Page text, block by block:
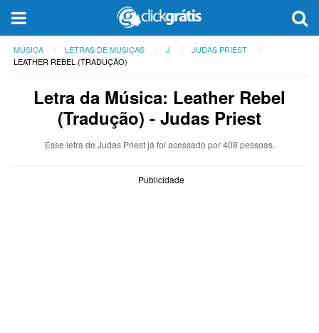
MÚSICA LETRAS DE MÚSICAS J
JUDAS PRIEST
LEATHER REBEL (TRADUÇÃO)
Letra da Música: Leather Rebel
(Tradução) - Judas Priest
Esse letra de Judas Priest já foi acessado por 408 pessoas.
Publicidade